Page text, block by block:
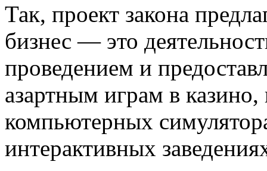
Так, проект закона
бизнес — это
проведением и
азартным играм в
компьютерных
интерактивных